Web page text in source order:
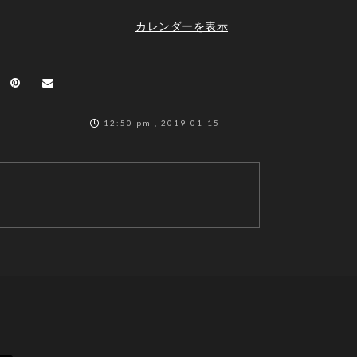
カレンダーを表示
12:50 pm , 2019-01-15